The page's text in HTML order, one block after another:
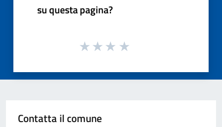
su questa pagina?
Contatta il comune